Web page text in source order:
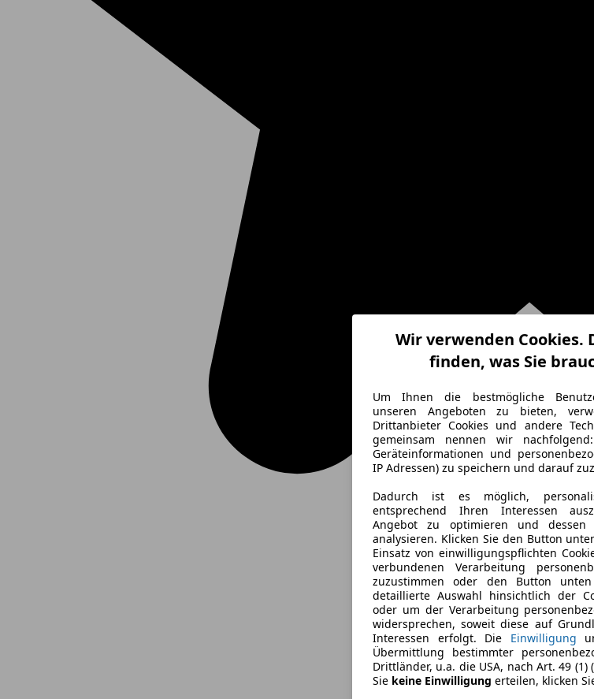
Wir verwenden Cookies.
finden, was Sie
Um Ihnen die bestmögliche
unseren Angeboten zu bieten,
Drittanbieter Cookies und andere
gemeinsam nennen wir
Geräteinformationen und
IP Adressen) zu speichern und darauf
Dadurch ist es möglich,
entsprechend Ihren Interessen
Angebot zu optimieren und dessen
analysieren. Klicken Sie den Button
Einsatz von einwilligungspflichten
verbundenen Verarbeitung
zuzustimmen oder den Button
detaillierte Auswahl hinsichtlich der
oder um der Verarbeitung
widersprechen, soweit diese auf
Interessen erfolgt. Die Einwilligung
Übermittlung bestimmter
Drittländer, u.a. die USA, nach Art. 49 (1)
Sie keine Einwilligung erteilen, klicken